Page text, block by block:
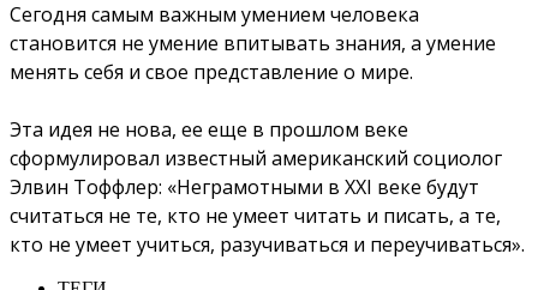
Сегодня самым важным умением человека
становится не умение впитывать знания, а умение
менять себя и свое представление о мире.
Эта идея не нова, ее еще в прошлом веке
сформулировал известный американский социолог
Элвин Тоффлер: «Неграмотными в XXI веке будут
считаться не те, кто не умеет читать и писать, а те,
кто не умеет учиться, разучиваться и переучиваться».